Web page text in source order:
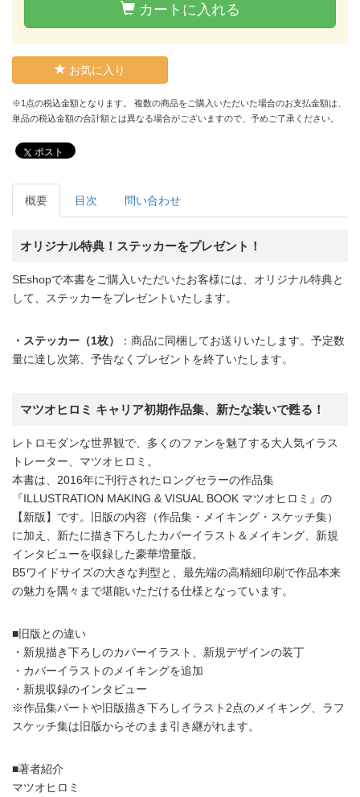
カートに入れる
お気に入り
※1点の税込金額となります。 複数の商品をご購入いただいた場合のお支払金額は、
単品の税込金額の合計額とは異なる場合がございますので、予めご了承ください。
ポスト
概要 目次 問い合わせ
オリジナル特典！ステッカーをプレゼント！
SEshopで本書をご購入いただいたお客様には、オリジナル特典と
して、ステッカーをプレゼントいたします。
・ステッカー（1枚）
：商品に同梱してお送りいたします。予定数
量に達し次第、予告なくプレゼントを終了いたします。
マツオヒロミ キャリア初期作品集、新たな装いで甦る！
レトロモダンな世界観で、多くのファンを魅了する大人気イラス
トレーター、マツオヒロミ。
本書は、2016年に刊行されたロングセラーの作品集
『ILLUSTRATION MAKING & VISUAL BOOK マツオヒロミ』の
【新版】です。旧版の内容（作品集・メイキング・スケッチ集）
に加え、新たに描き下ろしたカバーイラスト＆メイキング、新規
インタビューを収録した豪華増量版。
B5ワイドサイズの大きな判型と、最先端の高精細印刷で作品本来
の魅力を隅々まで堪能いただける仕様となっています。
■旧版との違い
・新規描き下ろしのカバーイラスト、新規デザインの装丁
・カバーイラストのメイキングを追加
・新規収録のインタビュー
※作品集パートや旧版描き下ろしイラスト2点のメイキング、ラフ
スケッチ集は旧版からそのまま引き継がれます。
■著者紹介
マツオヒロミ